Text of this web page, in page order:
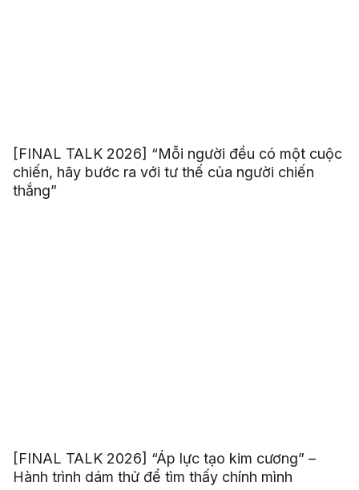
[FINAL TALK 2026] “Mỗi người đều có một cuộc
chiến, hãy bước ra với tư thế của người chiến
thắng”
[FINAL TALK 2026] “Áp lực tạo kim cương” –
Hành trình dám thử để tìm thấy chính mình